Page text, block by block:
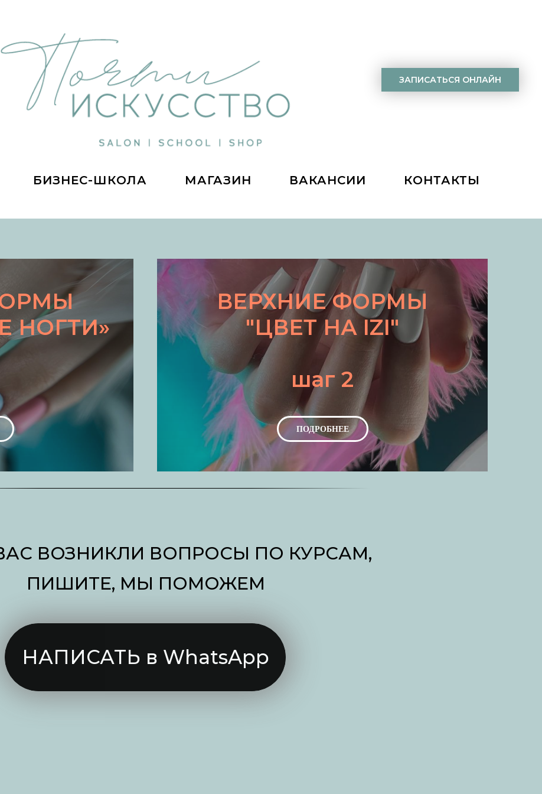
ЗАПИСАТЬСЯ ОНЛАЙН
БИЗНЕС-ШКОЛА МАГАЗИН ВАКАНСИИ КОНТАКТЫ
НОГТИ»
ВЕРХНИЕ ФОРМЫ
"ЦВЕТ НА IZI"
шаг 2
ПОДРОБНЕЕ
НАПИСАТЬ в WhatsApp
ВОЗНИКЛИ ВОПРОСЫ ПО КУРСАМ,
ПИШИТЕ, МЫ ПОМОЖЕМ